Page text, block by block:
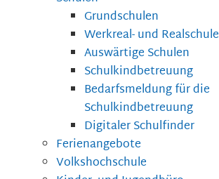
Grundschulen
Werkreal- und Realschule
Auswärtige Schulen
Schulkindbetreuung
Bedarfsmeldung für die
Schulkindbetreuung
Digitaler Schulfinder
Ferienangebote
Volkshochschule